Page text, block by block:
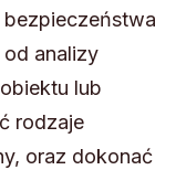
analizy
lub
rodzaje
oraz dokonać